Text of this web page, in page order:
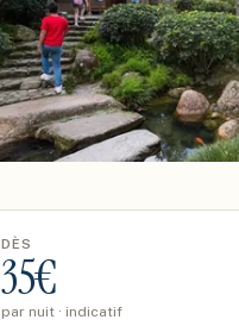
DÈS
35€
par nuit · indicatif